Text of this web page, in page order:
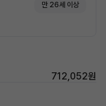
만 26세 이상
712,052원